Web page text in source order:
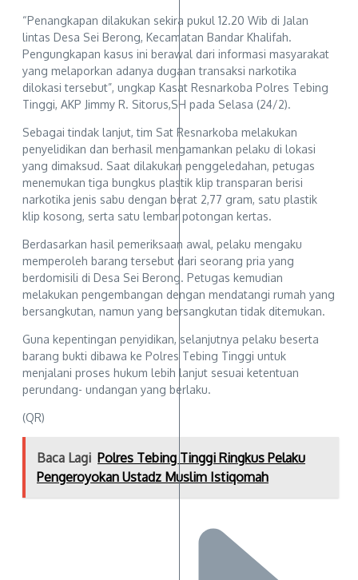
“Penangkapan dilakukan sekira pukul 12.20 Wib di Jalan
lintas Desa Sei Berong, Kecamatan Bandar Khalifah.
Pengungkapan kasus ini berawal dari informasi masyarakat
yang melaporkan adanya dugaan transaksi narkotika
dilokasi tersebut”, ungkap Kasat Resnarkoba Polres Tebing
Tinggi, AKP Jimmy R. Sitorus,SH pada Selasa (24/2).
Sebagai tindak lanjut, tim Sat Resnarkoba melakukan
penyelidikan dan berhasil mengamankan pelaku di lokasi
yang dimaksud. Saat dilakukan penggeledahan, petugas
menemukan tiga bungkus plastik klip transparan berisi
narkotika jenis sabu dengan berat 2,77 gram, satu plastik
klip kosong, serta satu lembar potongan kertas.
Berdasarkan hasil pemeriksaan awal, pelaku mengaku
memperoleh barang tersebut dari seorang pria yang
berdomisili di Desa Sei Berong. Petugas kemudian
melakukan pengembangan dengan mendatangi rumah yang
bersangkutan, namun yang bersangkutan tidak ditemukan.
Guna kepentingan penyidikan, selanjutnya pelaku beserta
barang bukti dibawa ke Polres Tebing Tinggi untuk
menjalani proses hukum lebih lanjut sesuai ketentuan
perundang- undangan yang berlaku.
(QR)
Baca Lagi Polres Tebing Tinggi Ringkus Pelaku
Pengeroyokan Ustadz Muslim Istiqomah